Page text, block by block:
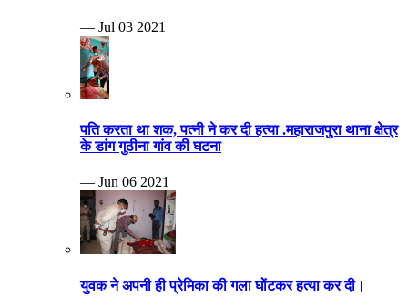
— Jul 03 2021
पति करता था शक, पत्नी ने कर दी हत्या .महाराजपुरा थाना क्षेत्र
के डांग गुठीना गांव की घटना
— Jun 06 2021
युवक ने अपनी ही प्रेमिका की गला घोंटकर हत्या कर दी।